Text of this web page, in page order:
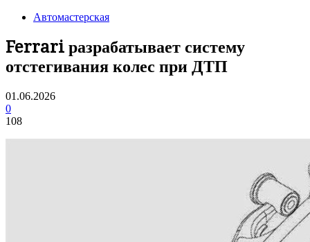
Автомастерская
Ferrari разрабатывает систему
отстегивания колес при ДТП
01.06.2026
0
108